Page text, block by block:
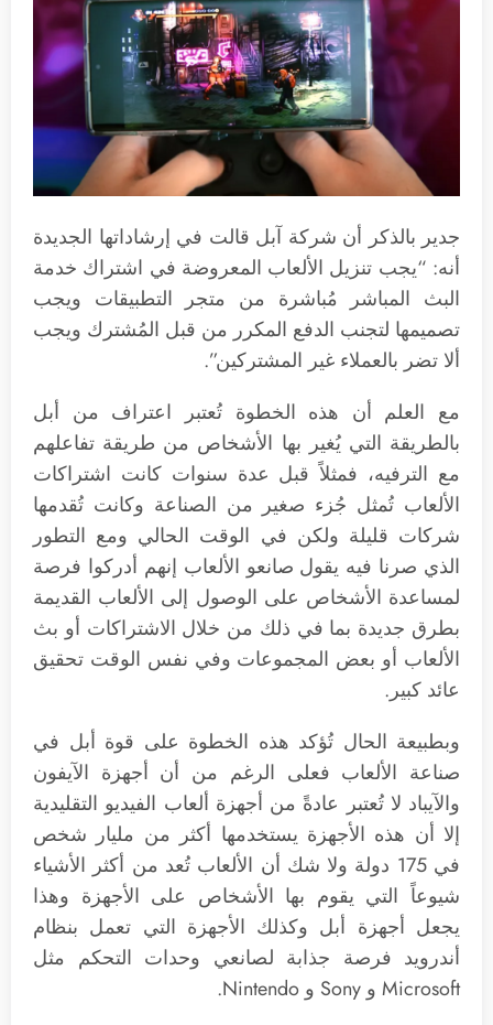
جدير بالذكر أن شركة آبل قالت في إرشاداتها الجديدة
أنه: “يجب تنزيل الألعاب المعروضة في اشتراك خدمة
البث المباشر مُباشرة من متجر التطبيقات ويجب
تصميمها لتجنب الدفع المكرر من قبل المُشترك ويجب
ألا تضر بالعملاء غير المشتركين”.
مع العلم أن هذه الخطوة تُعتبر اعتراف من أبل
بالطريقة التي يُغير بها الأشخاص من طريقة تفاعلهم
مع الترفيه، فمثلاً قبل عدة سنوات كانت اشتراكات
الألعاب تُمثل جُزء صغير من الصناعة وكانت تُقدمها
شركات قليلة ولكن في الوقت الحالي ومع التطور
الذي صرنا فيه يقول صانعو الألعاب إنهم أدركوا فرصة
لمساعدة الأشخاص على الوصول إلى الألعاب القديمة
بطرق جديدة بما في ذلك من خلال الاشتراكات أو بث
الألعاب أو بعض المجموعات وفي نفس الوقت تحقيق
عائد كبير.
وبطبيعة الحال تُؤكد هذه الخطوة على قوة أبل في
صناعة الألعاب فعلى الرغم من أن أجهزة الآيفون
والآيباد لا تُعتبر عادةً من أجهزة ألعاب الفيديو التقليدية
إلا أن هذه الأجهزة يستخدمها أكثر من مليار شخص
في 175 دولة ولا شك أن الألعاب تُعد من أكثر الأشياء
شيوعاً التي يقوم بها الأشخاص على الأجهزة وهذا
يجعل أجهزة أبل وكذلك الأجهزة التي تعمل بنظام
أندرويد فرصة جذابة لصانعي وحدات التحكم مثل
Microsoft و Sony و Nintendo.